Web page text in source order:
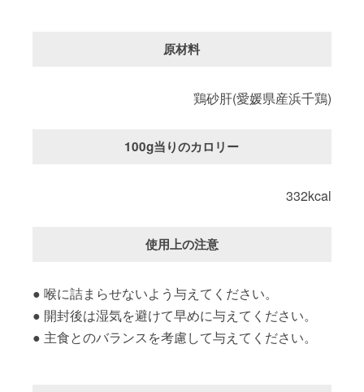
原材料
鶏砂肝(愛媛県産浜千鶏)
100g当りのカロリー
332kcal
使用上の注意
喉に詰まらせないよう与えてください。
開封後は湿気を避けて早めに与えてください。
主食とのバランスを考慮して与えてください。